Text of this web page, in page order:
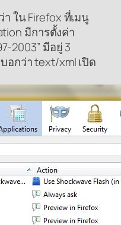
ใน Firefox ที่เมนู
มีการตั้งค่า
2003” มีอยู่ 3
อกว่า text/xml เปิด